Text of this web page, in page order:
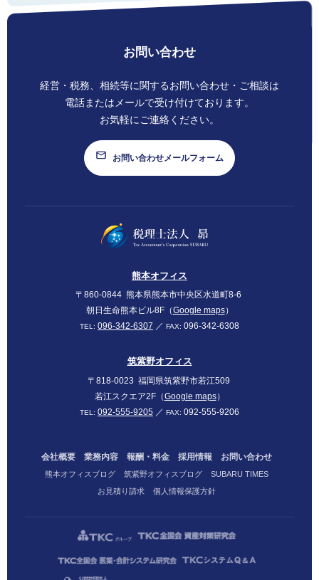
お問い合わせ
経営・税務、相続等に関する お問い合わせ・ご相談は
電話またはメールで受け付けております。
お気軽にご連絡ください。
お問い合わせメールフォーム
SUBARU
熊本オフィス
〒860-0844 熊本県熊本市中央区水道町8-6
朝日生命熊本ビル8F（Google maps）
TEL: 096-342-6307 ／ FAX: 096-342-6308
筑紫野オフィス
〒818-0023 福岡県筑紫野市若江509
若江スクエア2F（Google maps）
TEL: 092-555-9205 ／ FAX: 092-555-9206
会社概要 業務内容 報酬・料金 採用情報 お問い合わせ
熊本オフィスブログ 筑紫野オフィスブログ
SUBARU TIMES
お見積り請求
個人情報保護方針